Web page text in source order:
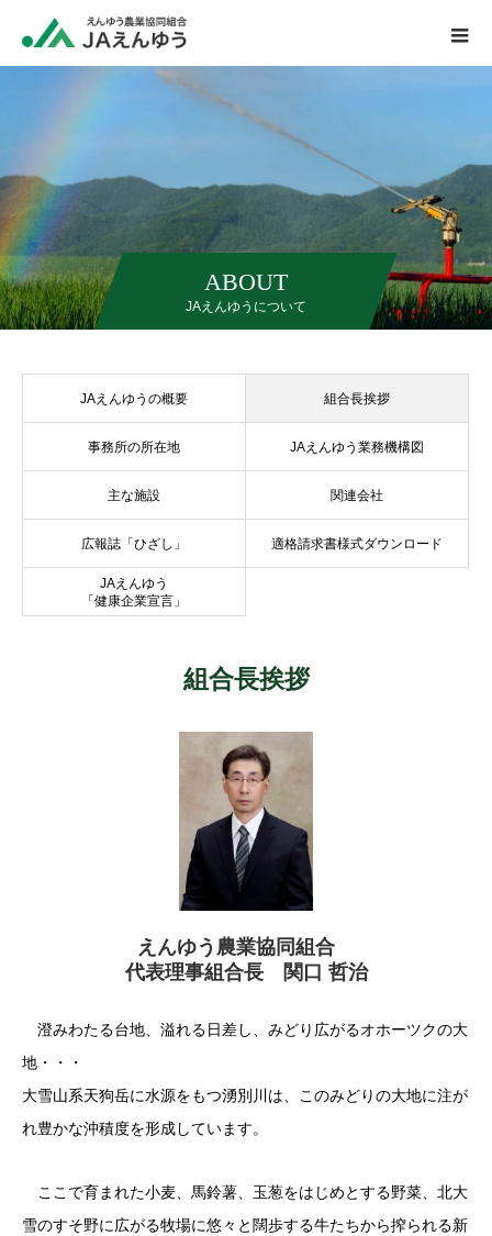
ABOUT
JAえんゆうについて
JAえんゆうの概要 組合長挨拶
事務所の所在地 JAえんゆう業務機構図
主な施設 関連会社
広報誌「ひざし」 適格請求書様式ダウンロード
JAえんゆう
「健康企業宣言」
組合長挨拶
えんゆう農業協同組合
代表理事組合長 関口 哲治
澄みわたる台地、溢れる日差し、みどり広がるオホーツクの大
地・・・
大雪山系天狗岳に水源をもつ湧別川は、このみどりの大地に注が
れ豊かな沖積度を形成しています。
ここで育まれた小麦、馬鈴薯、玉葱をはじめとする野菜、北大
雪のすそ野に広がる牧場に悠々と闊歩する牛たちから搾られる新